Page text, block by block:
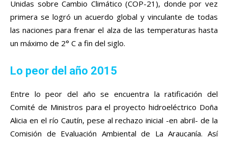
Unidas sobre Cambio Climático (COP-21), donde por vez
primera se logró un acuerdo global y vinculante de todas
las naciones para frenar el alza de las temperaturas hasta
un máximo de 2° C a fin del siglo.
Lo peor del año 2015
Entre lo peor del año se encuentra la ratificación del
Comité de Ministros para el proyecto hidroeléctrico Doña
Alicia en el río Cautín, pese al rechazo inicial -en abril- de la
Comisión de Evaluación Ambiental de La Araucanía. Así